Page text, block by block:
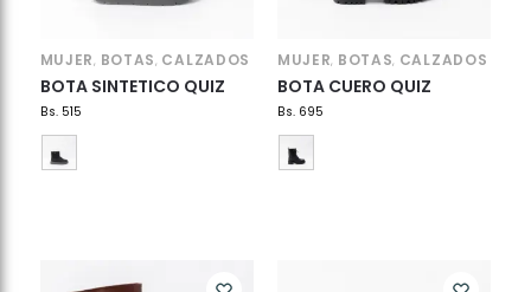
MUJER, BOTAS, CALZADOS
BOTA SINTETICO QUIZ
Bs.515
MUJER, BOTAS, CALZADOS
BOTA CUERO QUIZ
Bs.695